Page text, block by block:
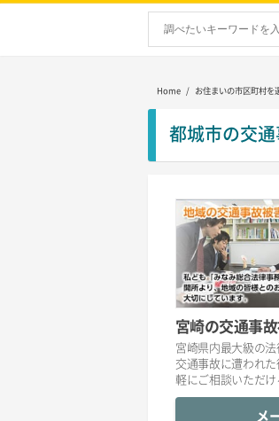
Home / お住まいの市区町村を
都城市の交
宮崎の交通事
宮崎県内最大級の
交通事故に遭われ
軽にご相談いただけ
メ